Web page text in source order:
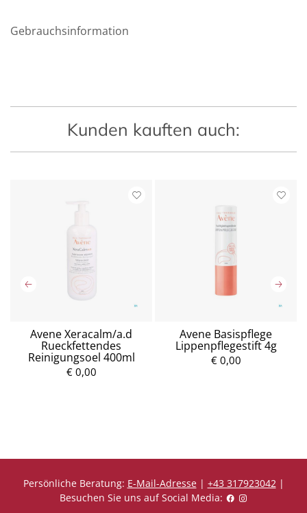
Gebrauchsinformation
Kunden kauften auch:
Avene Xeracalm/a.d
Rueckfettendes
Reinigungsoel 400ml
€ 0,00
Avene Basispflege
Lippenpflegestift 4g
€ 0,00
Persönliche Beratung: E-Mail-Adresse| +43 317923042|
Besuchen Sie uns auf Social Media: